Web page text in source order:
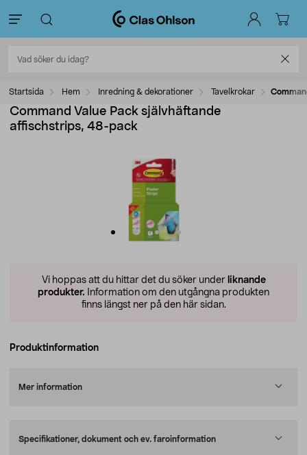
Startsida Hem Inredning & dekorationer Tavelkrokar
Command Value Pack självhäftande
affischstrips, 48-pack
Vi hoppas att du hittar det du söker under liknande
produkter. Information om den utgångna produkten
finns längst ner på den här sidan.
Produktinformation
Mer information
Specifikationer, dokument och ev. faroinformation